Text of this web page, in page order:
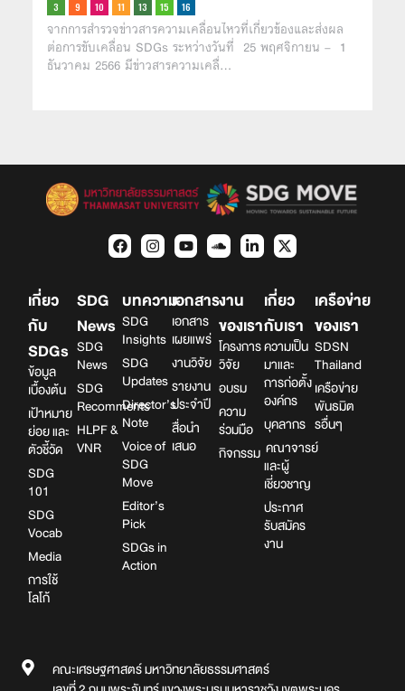
จากการสำรวจข่าวสารความเคลื่อนไหวที่เกี่ยวข้องและส่งผล
ต่อการขับเคลื่อน SDGs ระหว่างวันที่ 25 พฤศจิกายน – 1
ธันวาคม 2566 มีข่าวสารความเคลื่…
เกี่ยว
กับ
SDGs
ข้อมูล
เบื้องต้น
เป้าหมาย
ย่อย และ
ตัวชี้วัด
SDG
101
SDG
Vocab
Media
การใช้
โลโก้
SDG
News
SDG
News
SDG
Recomments
HLPF &
VNR
บทความ
SDG
Insights
SDG
Updates
Director’s
Note
Voice of
SDG
Move
Editor’s
Pick
SDGs in
Action
เอกสาร
เอกสาร
เผยแพร่
งานวิจัย
รายงาน
ประจำปี
สื่อนำ
เสนอ
งาน
ของเรา
โครงการ
วิจัย
อบรม
ความ
ร่วมมือ
กิจกรรม
เกี่ยว
กับเรา
ความเป็น
มาและ
การก่อตั้ง
องค์กร
บุคลากร
คณาจารย์
และผู้
เชี่ยวชาญ
ประกาศ
รับสมัคร
งาน
เครือข่าย
ของเรา
SDSN
Thailand
เครือข่าย
พันธมิต
รอื่นๆ
คณะเศรษฐศาสตร์ มหาวิทยาลัยธรรมศาสตร์